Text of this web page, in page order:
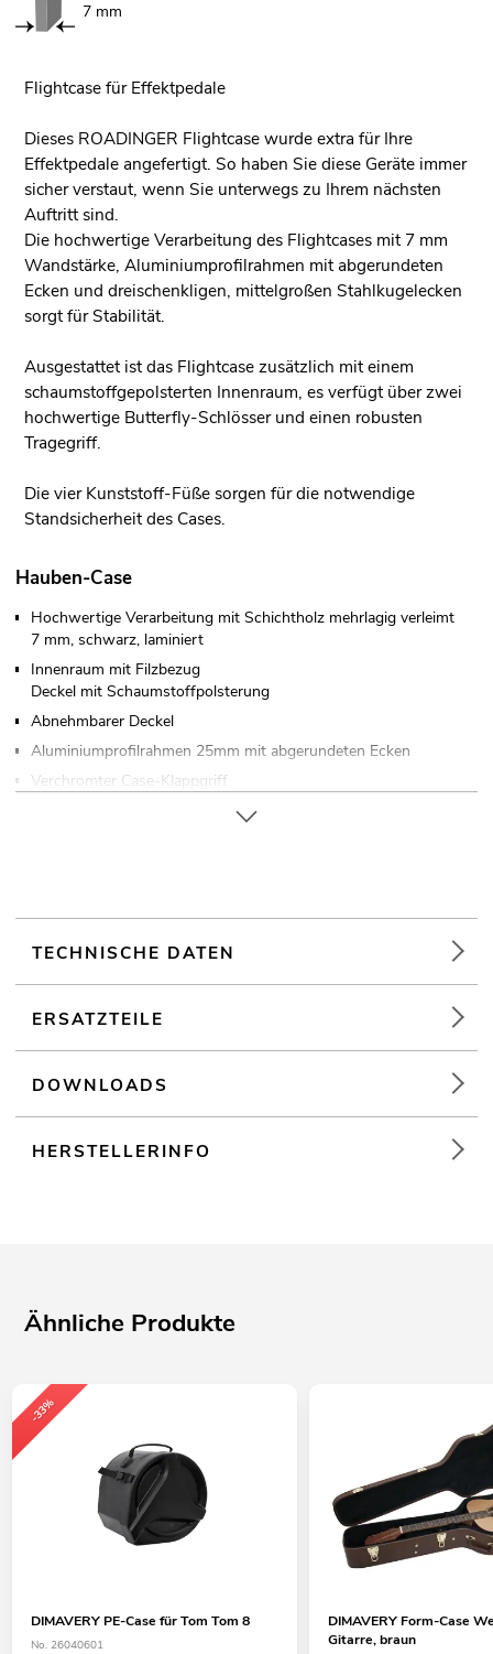
7 mm
Flightcase für Effektpedale
Dieses ROADINGER Flightcase wurde extra für Ihre
Effektpedale angefertigt. So haben Sie diese Geräte immer
sicher verstaut, wenn Sie unterwegs zu Ihrem nächsten
Auftritt sind.
Die hochwertige Verarbeitung des Flightcases mit 7 mm
Wandstärke, Aluminiumprofilrahmen mit abgerundeten
Ecken und dreischenkligen, mittelgroßen Stahlkugelecken
sorgt für Stabilität.
Ausgestattet ist das Flightcase zusätzlich mit einem
schaumstoffgepolsterten Innenraum, es verfügt über zwei
hochwertige Butterfly-Schlösser und einen robusten
Tragegriff.
Die vier Kunststoff-Füße sorgen für die notwendige
Standsicherheit des Cases.
Hauben-Case
Hochwertige Verarbeitung mit Schichtholz mehrlagig verleimt
7 mm, schwarz, laminiert
Innenraum mit Filzbezug
Deckel mit Schaumstoffpolsterung
Abnehmbarer Deckel
Aluminiumprofilrahmen 25mm mit abgerundeten Ecken
Verchromter Case-Klappgriff
2 hochwertige Butterfly-Schlösser
unter "Downloads" im Datenblatt
TECHNISCHE DATEN
ERSATZTEILE
DOWNLOADS
HERSTELLERINFO
Ähnliche Produkte
-33%
DIMAVERY PE-Case für Tom Tom 8
No. 26040601
DIMAVERY Form-Case
Gitarre, braun